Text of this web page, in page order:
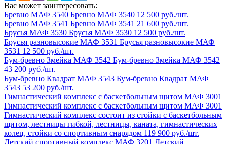
Вас может заинтересовать:
Бревно МАФ 3540 Бревно МАФ 3540 12 500 руб./шт.
Бревно МАФ 3541 Бревно МАФ 3541 21 600 руб./шт.
Брусья МАФ 3530 Брусья МАФ 3530 12 500 руб./шт.
Брусья разновысокие МАФ 3531 Брусья разновысокие МАФ
3531 12 500 руб./шт.
Бум-бревно Змейка МАФ 3542 Бум-бревно Змейка МАФ 3542
43 200 руб./шт.
Бум-бревно Квадрат МАФ 3543 Бум-бревно Квадрат МАФ
3543 53 200 руб./шт.
Гимнастический комплекс с баскетбольным щитом МАФ 3001
Гимнастический комплекс с баскетбольным щитом МАФ 3001
Гимнастический комплекс состоит из стойки с баскетбольным
щитом, лестницы гибкой, лестницы, каната, гимнастических
колец, стойки со спортивным снарядом 119 900 руб./шт.
Детский спортивный комплекс МАФ 3201 Детский